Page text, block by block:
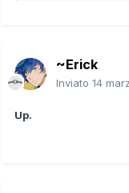
~Erick
Inviato 14
Up.